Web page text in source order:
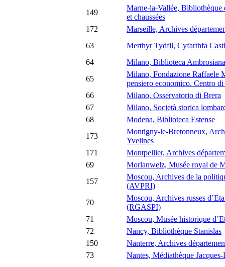
149
Marne-la-Vallée, Bibliothèque
et chaussées
172
Marseille, Archives
63
Merthyr Tydfil, Cyfarthfa
64
Milano, Biblioteca Ambrosiana
65
Milano, Fondazione Raffaele
pensiero economico. Centro
66
Milano, Osservatorio di Brera
67
Milano, Società storica
68
Modena, Biblioteca Estense
173
Montigny-le-Bretonneux,
Yvelines
171
Montpellier, Archives
69
Morlanwelz, Musée royal de
157
Moscou, Archives de la
(AVPRI)
70
Moscou, Archives russes
(RGASPI)
71
Moscou, Musée historique
72
Nancy, Bibliothèque Stanislas
150
Nanterre, Archives
73
Nantes, Médiathèque